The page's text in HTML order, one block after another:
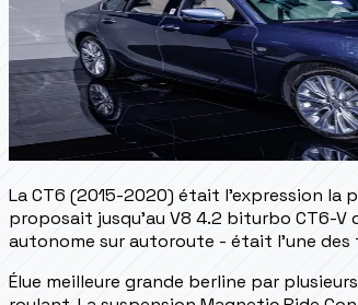
La CT6 (2015-2020) était l'expression la
proposait jusqu'au V8 4.2 biturbo CT6-V
autonome sur autoroute - était l'une des
Élue meilleure grande berline par